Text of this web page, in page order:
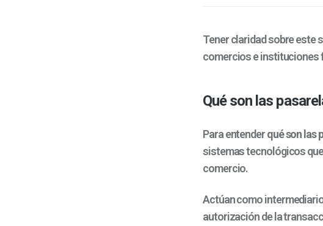
Tener claridad sobre este
comercios e instituciones
Qué son las
Para entenderqué son las
sistemas tecnológicos
comercio.
Actúan como
autorización de la